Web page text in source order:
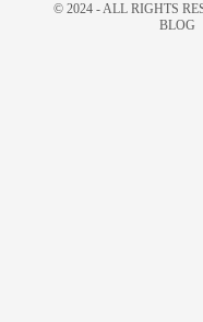
© 2024 - ALL RIGHTS
BLOG